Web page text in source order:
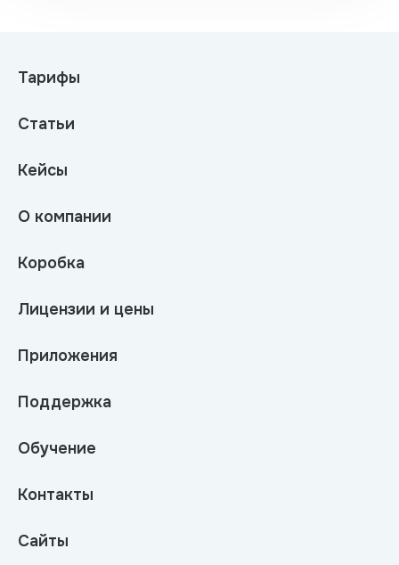
Тарифы
Статьи
Кейсы
О компании
Коробка
Лицензии и цены
Приложения
Поддержка
Обучение
Контакты
Сайты